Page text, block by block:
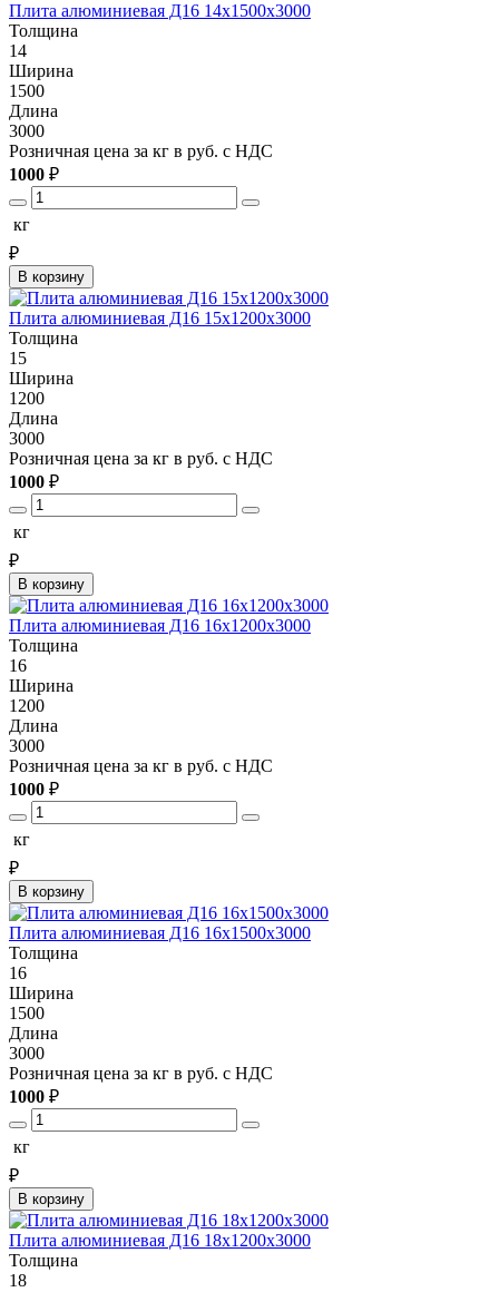
Плита алюминиевая Д16 14х1500х3000
Толщина
14
Ширина
1500
Длина
3000
Розничная цена за кг в руб. с НДС
1000 ₽
кг
₽
В корзину
Плита алюминиевая Д16 15х1200х3000
Толщина
15
Ширина
1200
Длина
3000
Розничная цена за кг в руб. с НДС
1000 ₽
кг
₽
В корзину
Плита алюминиевая Д16 16х1200х3000
Толщина
16
Ширина
1200
Длина
3000
Розничная цена за кг в руб. с НДС
1000 ₽
кг
₽
В корзину
Плита алюминиевая Д16 16х1500х3000
Толщина
16
Ширина
1500
Длина
3000
Розничная цена за кг в руб. с НДС
1000 ₽
кг
₽
В корзину
Плита алюминиевая Д16 18х1200х3000
Толщина
18